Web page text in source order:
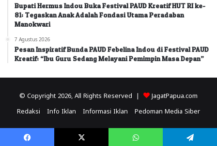
Bupati Hermus Indou Buka Festival PAUD Kreatif HUT RI ke-
81: Tegaskan Anak Adalah Fondasi Utama Peradaban
Manokwari
7 Agustus 2026
Pesan Inspiratif Bunda PAUD Febelina Indou di Festival PAUD
Kreatif: “Ibu Guru Sedang Melayani Pemimpin Masa Depan”
© Copyright 2026, All Rights Reserved | JagatPapua.com
Redaksi Info Iklan Informasi Iklan Pedoman Media Siber